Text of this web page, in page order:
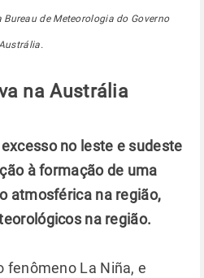
de Meteorologia do Governo
na Austrália
no leste e sudeste
à formação de uma
atmosférica na região,
na região.
fenômeno La Niña, e